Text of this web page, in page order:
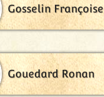
Gosselin Françoise
Gouedard Ronan